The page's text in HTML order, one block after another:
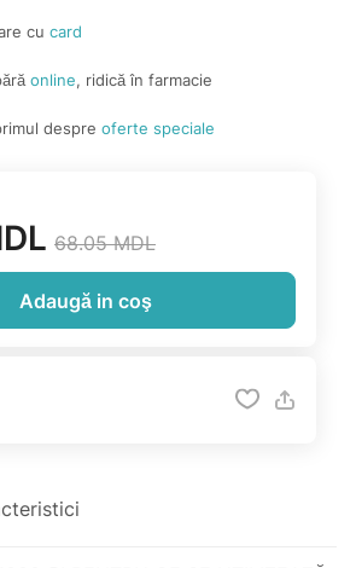
cu card
online, ridică în farmacie
despre oferte speciale
68.05 MDL
Adaugă in coş